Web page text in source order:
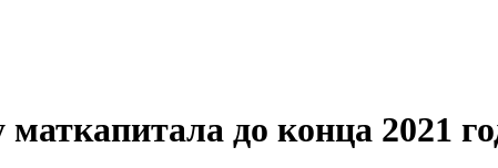
до конца 2021